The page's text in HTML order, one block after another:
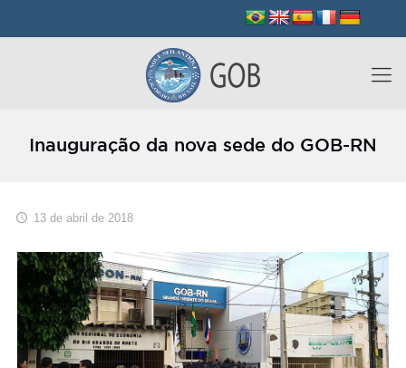
Inauguração da nova sede do GOB-RN
13 de abril de 2018